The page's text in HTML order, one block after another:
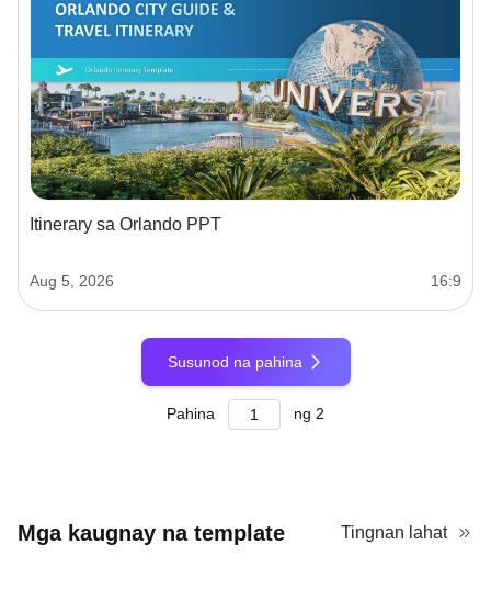
Itinerary sa Orlando PPT
Aug 5, 2026 16:9
Susunod na pahina
Pahina ng 2
Mga kaugnay na template Tingnan lahat